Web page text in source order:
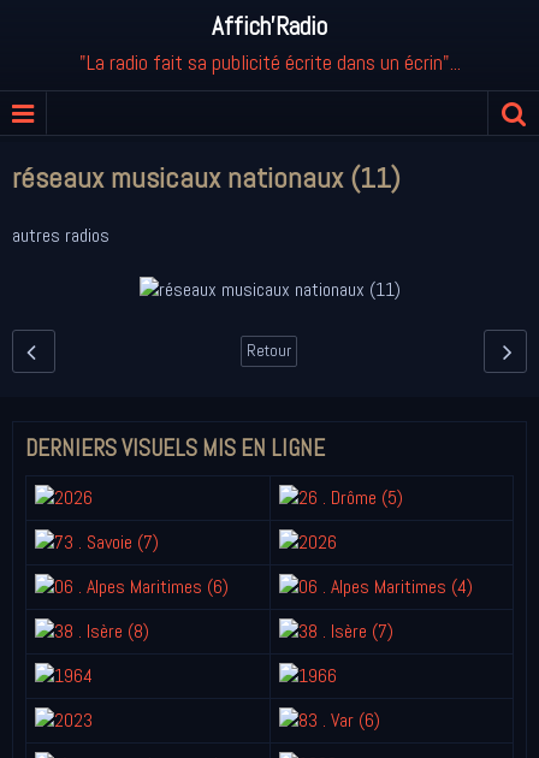
Affich'Radio
"La radio fait sa publicité écrite dans un écrin"...
réseaux musicaux nationaux (11)
autres radios
Retour
DERNIERS VISUELS MIS EN LIGNE